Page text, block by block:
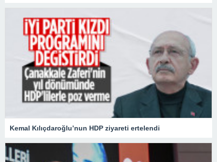
Kemal Kılıçdaroğlu’nun HDP ziyareti ertelendi